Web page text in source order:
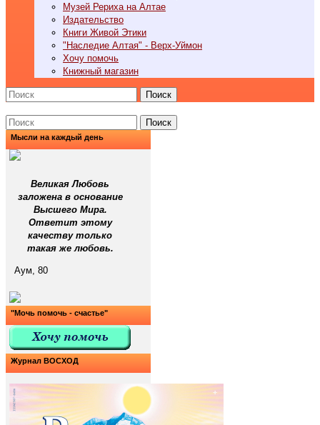
Музей Рериха на Алтае
Издательство
Книги Живой Этики
"Наследие Алтая" - Верх-Уймон
Хочу помочь
Книжный магазин
Поиск
Поиск
Мысли на каждый день
Великая Любовь
заложена в основание
Высшего Мира.
Ответит этому
качеству только
такая же любовь.
Аум, 80
"Мочь помочь - счастье"
Журнал ВОСХОД